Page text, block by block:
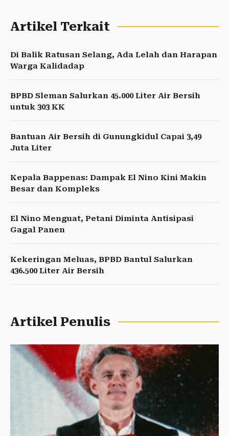
Artikel Terkait
Di Balik Ratusan Selang, Ada Lelah dan Harapan
Warga Kalidadap
BPBD Sleman Salurkan 45.000 Liter Air Bersih
untuk 303 KK
Bantuan Air Bersih di Gunungkidul Capai 3,49
Juta Liter
Kepala Bappenas: Dampak El Nino Kini Makin
Besar dan Kompleks
El Nino Menguat, Petani Diminta Antisipasi
Gagal Panen
Kekeringan Meluas, BPBD Bantul Salurkan
436.500 Liter Air Bersih
Artikel Penulis